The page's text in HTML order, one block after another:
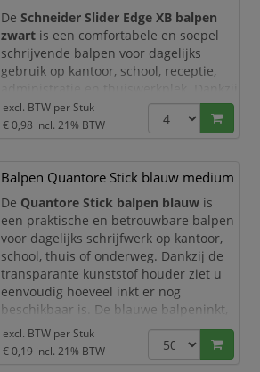
De blauwe inkt geeft u
DeSchneider Slider Edge XB balpen
zwart is een comfortabele en soepel
schrijvende balpen voor dagelijks
gebruik op kantoor, school, receptie,
administratie en thuiswerkplek. Dankzij
dezwarte schrijfinkt
is deze pen
ideaal voor notities, formulieren,
kantooradministratie.
Deze Schneider balpen is voorzien van
de bekendeViscoglide-technolo
excl. BTW per Stuk
€ 0,98 incl. 21% BTW
Balpen Quantore Stick blauw medium
De Quantore Stick balpen blauw is
een praktische en betrouwbare balpen
voor dagelijks schrijfwerk op kantoor,
school, thuis of onderweg. Dankzij de
transparante kunststof houder ziet u
eenvoudig hoeveel inkt er nog
beschikbaar is. De blauwe balpeninkt,
medium schrijfpunt en schrijfbreedte
van0,7 mmzorgen voor een vloeiend,
duidelijk en nauwkeurig
excl. BTW per Stuk
€ 0,19 incl. 21% BTW